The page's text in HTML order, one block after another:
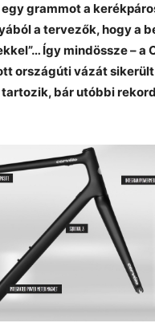
grammot a
a tervezők, hogy a
Így mindössze – a
országúti vázát
bár utóbbi